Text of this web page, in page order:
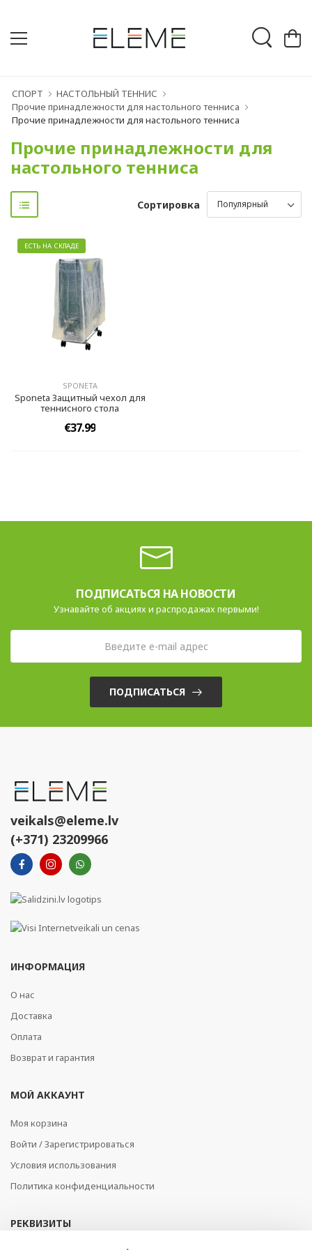
СПОРТ
НАСТОЛЬНЫЙ ТЕННИС
Прочие принадлежности для настольного тенниса
Прочие принадлежности для настольного тенниса
Прочие принадлежности для
настольного тенниса
Сортировка
ЕСТЬ НА СКЛАДЕ
SPONETA
Sponeta Защитный чехол для
теннисного стола
€37.99
ПОДПИСАТЬСЯ НА НОВОСТИ
Узнавайте об акциях и распродажах первыми!
ПОДПИСАТЬСЯ
veikals@eleme.lv
(+371) 23209966
ИНФОРМАЦИЯ
О нас
Доставка
Оплата
Возврат и гарантия
МОЙ АККАУНТ
Моя корзина
Войти / Зарегистрироваться
Условия использования
Политика конфиденциальности
РЕКВИЗИТЫ